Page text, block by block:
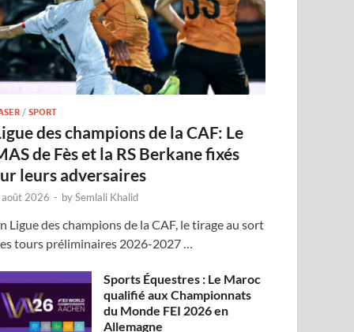
/SPORT
des champions de la CAF: Le
de Fès et la RS Berkane fixés
leurs adversaires
2026 - bySemlali Khalid
Ligue des champions de la CAF, le tirage au sort
tours préliminaires 2026-2027 …
Sports Équestres : Le Maroc
qualifié aux Championnats
du Monde FEI 2026 en
Allemagne